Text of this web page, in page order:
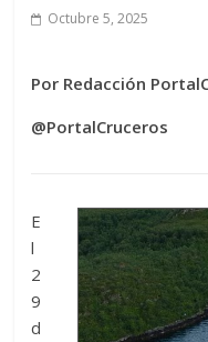
Octubre 5, 2025
Por Redacción
@PortalCruceros
E
l
2
9
d